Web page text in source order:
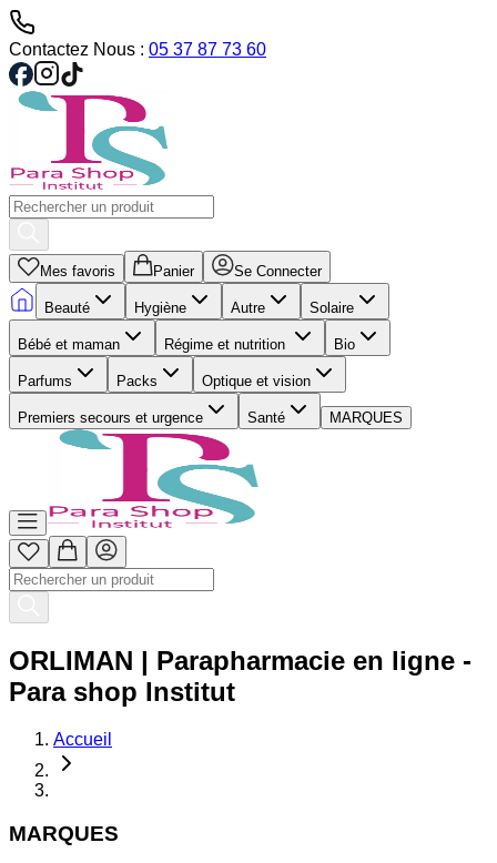
Contactez Nous : 05 37 87 73 60
Mes favoris Panier Se Connecter
Beauté Hygiène Autre Solaire
Bébé et maman Régime et nutrition Bio
Parfums Packs Optique et vision
Premiers secours et urgence Santé MARQUES
ORLIMAN | Parapharmacie en ligne -
Para shop Institut
Accueil
MARQUES